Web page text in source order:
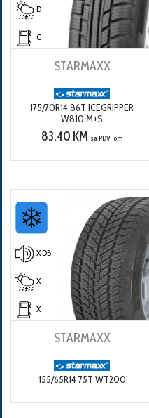
D
C
STARMAXX
175/70R14 86T ICEGRIPPER
W810 M+S
83.40 KM sa PDV-om
X DB
X
X
STARMAXX
155/65R14 75T WT200